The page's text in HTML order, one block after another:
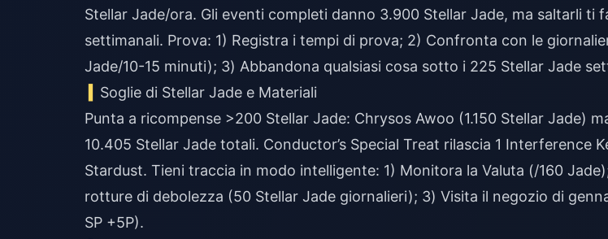
Stellar Jade/ora. Gli eventi completi danno 3.900 Stellar Jade, ma saltarli ti
settimanali. Prova: 1) Registra i tempi di prova; 2) Confronta con le
Jade/10-15 minuti); 3) Abbandona qualsiasi cosa sotto i 225 Stellar Jade
Soglie di Stellar Jade e Materiali
Punta a ricompense >200 Stellar Jade: Chrysos Awoo (1.150 Stellar Jade)
10.405 Stellar Jade totali. Conductor’s Special Treat rilascia 1 Interference
Stardust. Tieni traccia in modo intelligente: 1) Monitora la Valuta (/160
rotture di debolezza (50 Stellar Jade giornalieri); 3) Visita il negozio di
SP +5P).